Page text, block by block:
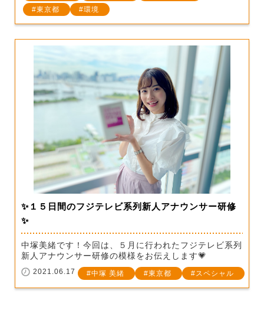
東京都
環境
✨１５日間のフジテレビ系列新人アナウンサー研修
✨
中塚美緒です！今回は、５月に行われたフジテレビ系列
新人アナウンサー研修の模様をお伝えします💗
2021.06.17 中塚 美緒 東京都 スペシャル